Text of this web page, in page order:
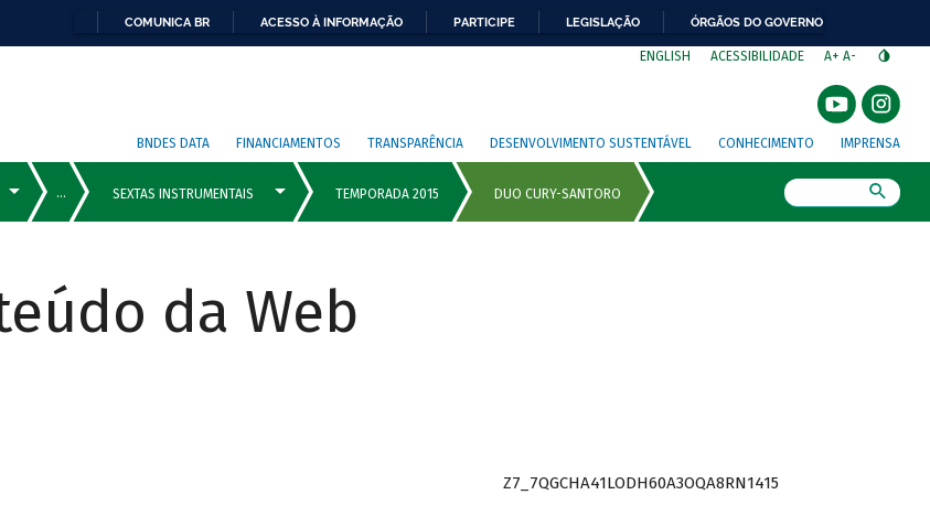
COMUNICA BR ACESSO À INFORMAÇÃO PARTICIPE LEGISLAÇÃO ÓRGÃOS DO GOVERNO
ENGLISH ACESSIBILIDADE A+ A-
BNDES DATA FINANCIAMENTOS TRANSPARÊNCIA DESENVOLVIMENTO SUSTENTÁVEL CONHECIMENTO IMPRENSA
da Web
Z7_7QGCHA41LODH60A3OQA8RN1415